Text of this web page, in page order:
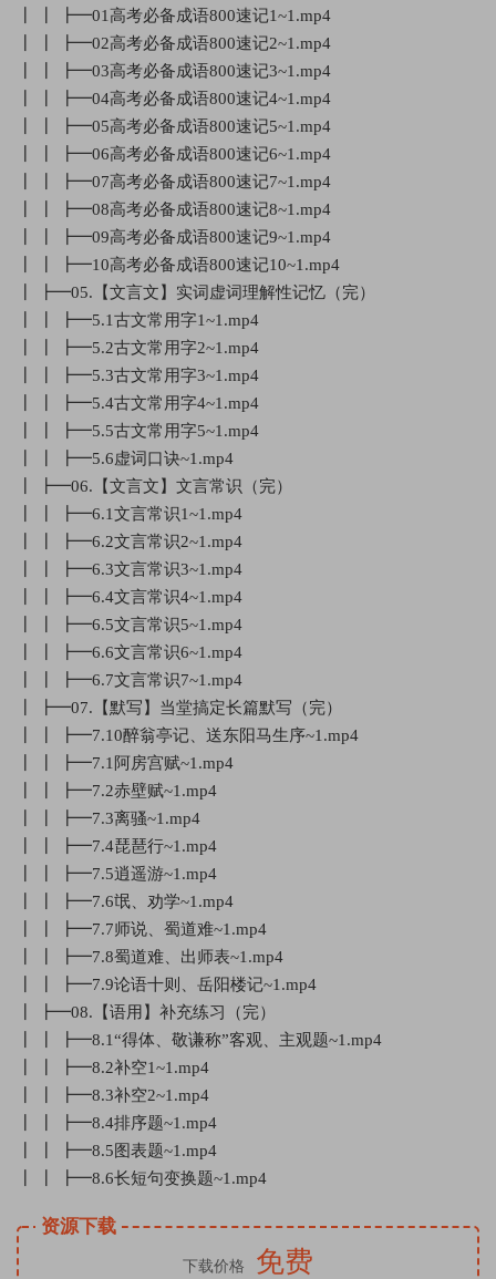
┃ ┃ ┣━01高考必备成语800速记1~1.mp4
┃ ┃ ┣━02高考必备成语800速记2~1.mp4
┃ ┃ ┣━03高考必备成语800速记3~1.mp4
┃ ┃ ┣━04高考必备成语800速记4~1.mp4
┃ ┃ ┣━05高考必备成语800速记5~1.mp4
┃ ┃ ┣━06高考必备成语800速记6~1.mp4
┃ ┃ ┣━07高考必备成语800速记7~1.mp4
┃ ┃ ┣━08高考必备成语800速记8~1.mp4
┃ ┃ ┣━09高考必备成语800速记9~1.mp4
┃ ┃ ┣━10高考必备成语800速记10~1.mp4
┃ ┣━05.【文言文】实词虚词理解性记忆（完）
┃ ┃ ┣━5.1古文常用字1~1.mp4
┃ ┃ ┣━5.2古文常用字2~1.mp4
┃ ┃ ┣━5.3古文常用字3~1.mp4
┃ ┃ ┣━5.4古文常用字4~1.mp4
┃ ┃ ┣━5.5古文常用字5~1.mp4
┃ ┃ ┣━5.6虚词口诀~1.mp4
┃ ┣━06.【文言文】文言常识（完）
┃ ┃ ┣━6.1文言常识1~1.mp4
┃ ┃ ┣━6.2文言常识2~1.mp4
┃ ┃ ┣━6.3文言常识3~1.mp4
┃ ┃ ┣━6.4文言常识4~1.mp4
┃ ┃ ┣━6.5文言常识5~1.mp4
┃ ┃ ┣━6.6文言常识6~1.mp4
┃ ┃ ┣━6.7文言常识7~1.mp4
┃ ┣━07.【默写】当堂搞定长篇默写（完）
┃ ┃ ┣━7.10醉翁亭记、送东阳马生序~1.mp4
┃ ┃ ┣━7.1阿房宫赋~1.mp4
┃ ┃ ┣━7.2赤壁赋~1.mp4
┃ ┃ ┣━7.3离骚~1.mp4
┃ ┃ ┣━7.4琵琶行~1.mp4
┃ ┃ ┣━7.5逍遥游~1.mp4
┃ ┃ ┣━7.6氓、劝学~1.mp4
┃ ┃ ┣━7.7师说、蜀道难~1.mp4
┃ ┃ ┣━7.8蜀道难、出师表~1.mp4
┃ ┃ ┣━7.9论语十则、岳阳楼记~1.mp4
┃ ┣━08.【语用】补充练习（完）
┃ ┃ ┣━8.1“得体、敬谦称”客观、主观题~1.mp4
┃ ┃ ┣━8.2补空1~1.mp4
┃ ┃ ┣━8.3补空2~1.mp4
┃ ┃ ┣━8.4排序题~1.mp4
┃ ┃ ┣━8.5图表题~1.mp4
┃ ┃ ┣━8.6长短句变换题~1.mp4
资源下载
下载价格 免费